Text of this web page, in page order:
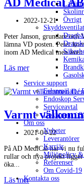
Övrigt
Service support
Felanmälan /
Endoskop
Serviceavtal
Dokument /
Om oss
Nyheter
Leverantörer
Karriär
Miljöpolicy
Referenser
Om Covid-19
Kontakta oss
2022-12-21
Peter Janson, grundare
lämna VD posten. Peter
inom AD Medical men
Läs mer
Varmt
2021-04-22
På AD MediCal har vi nu
rullar och nya projekt
öka...
Läs mer